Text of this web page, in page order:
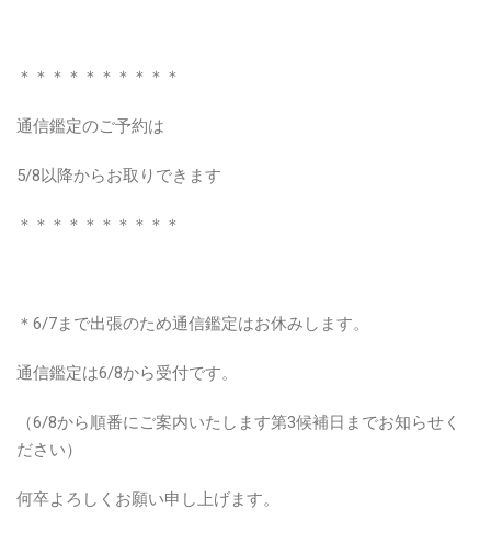
＊＊＊＊＊＊＊＊＊＊
通信鑑定のご予約は
5/8以降からお取りできます
＊＊＊＊＊＊＊＊＊＊
＊6/7まで出張のため通信鑑定はお休みします。
通信鑑定は6/8から受付です。
（6/8から順番にご案内いたします第3候補日までお知らせく
ださい）
何卒よろしくお願い申し上げます。